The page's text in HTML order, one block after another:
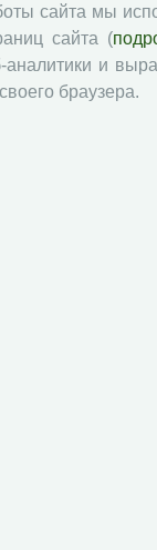
сайта мы
сайта (
и
браузера.